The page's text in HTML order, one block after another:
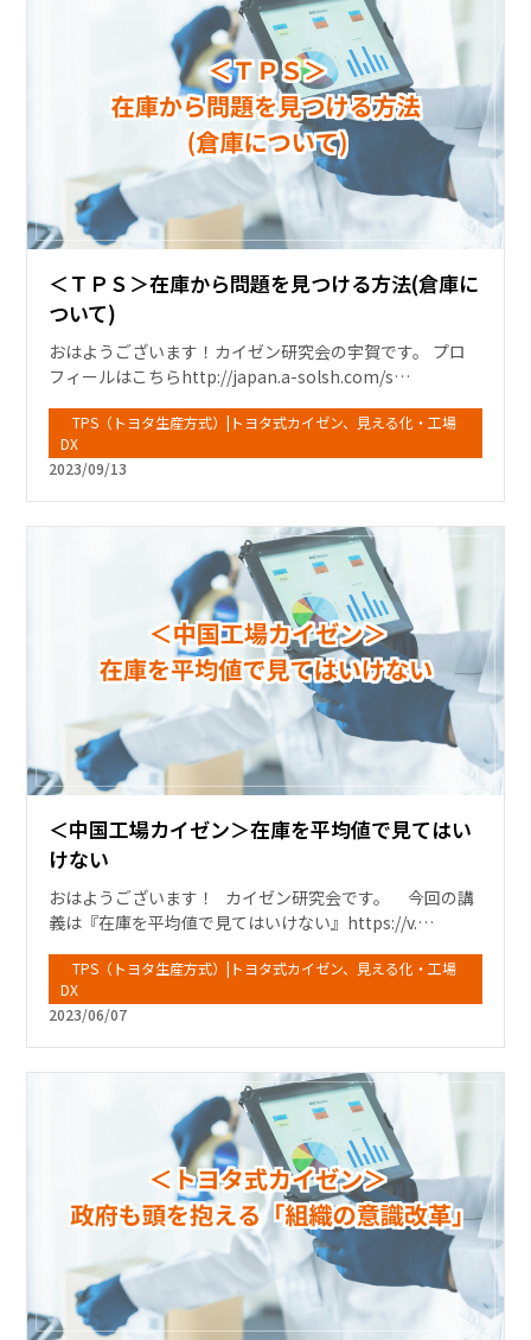
＜ＴＰＳ＞在庫から問題を見つける方法(倉庫に
ついて)
おはようございます！カイゼン研究会の宇賀です。 プロ
フィールはこちらhttp://japan.a-solsh.com/s…
TPS（トヨタ生産方式）|トヨタ式カイゼン、見える化・工場
DX
2023/09/13
＜中国工場カイゼン＞在庫を平均値で見てはい
けない
おはようございます！ カイゼン研究会です。 今回の講
義は『在庫を平均値で見てはいけない』https://v.…
TPS（トヨタ生産方式）|トヨタ式カイゼン、見える化・工場
DX
2023/06/07